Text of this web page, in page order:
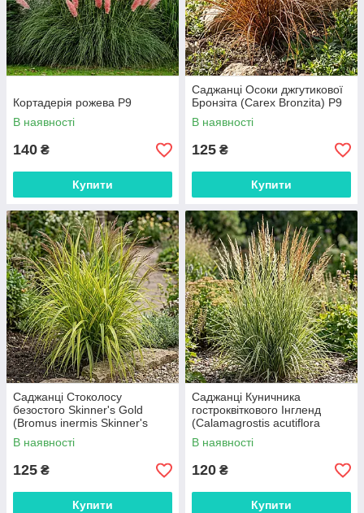
Кортадерія рожева Р9
В наявності
140 ₴
Купити
Саджанці Осоки джгутикової
Бронзіта (Carex Bronzita) P9
В наявності
125 ₴
Купити
Саджанці Стоколосу
безостого Skinner's Gold
(Bromus inermis Skinner's
Gold) P9
В наявності
125 ₴
Купити
Саджанці Куничника
гостроквіткового Інгленд
(Calamagrostis acutiflora
England) Р9
В наявності
120 ₴
Купити